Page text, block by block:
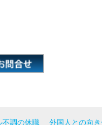
不調の休職 外国人との向